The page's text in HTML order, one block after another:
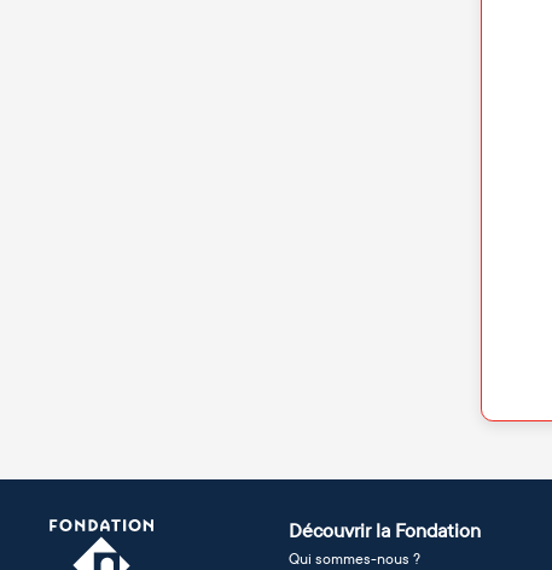
Découvrir la Fondation
Qui sommes-nous ?